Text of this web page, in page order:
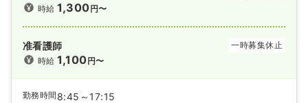
時給1,300円〜
准看護師
一時募集休止
時給1,100円〜
勤務時間 8:45～17:15